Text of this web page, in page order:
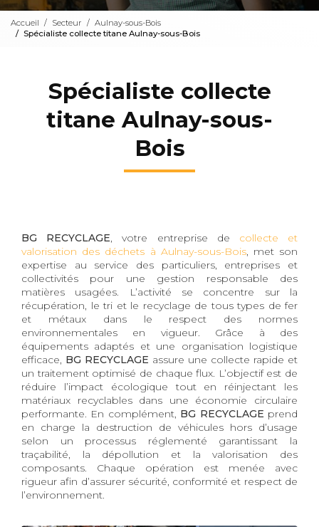
Accueil Secteur
Aulnay-sous-Bois
Spécialiste collecte titane Aulnay-sous-Bois
Spécialiste collecte
titane Aulnay-sous-
Bois
BG RECYCLAGE, votre entreprise de collecte et
valorisation des déchets à Aulnay-sous-Bois, met son
expertise au service des particuliers, entreprises et
collectivités pour une gestion responsable des
matières usagées. L’activité se concentre sur la
récupération, le tri et le recyclage de tous types de fer
et métaux dans le respect des normes
environnementales en vigueur. Grâce à des
équipements adaptés et une organisation logistique
efficace, BG RECYCLAGE assure une collecte rapide et
un traitement optimisé de chaque flux. L’objectif est de
réduire l’impact écologique tout en réinjectant les
matériaux recyclables dans une économie circulaire
performante. En complément, BG RECYCLAGE prend
en charge la destruction de véhicules hors d’usage
selon un processus réglementé garantissant la
traçabilité, la dépollution et la valorisation des
composants. Chaque opération est menée avec
rigueur afin d’assurer sécurité, conformité et respect de
l’environnement.